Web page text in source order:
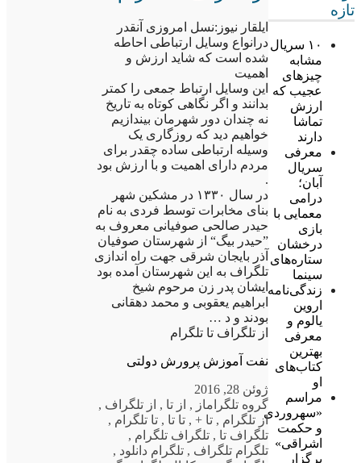
تازه
۱۰ سریال
مشابه
چیزهای
عجیب که
ارزش
تماشا
دارند
معرفی
سریال
آبان؛
درامی
معمایی با
بازی
درخشان
ستاره‌های
سینما
زندگی‌نامه
اروین
یالوم و
معرفی
بهترین
کتاب‌های
او
مراسم
«سهروردی
و حکمت
اشراقی»
برگزار
ایلقار نیوز:نسل امروزی آنقدر
درانواع وسایل ارتباطی احاطه
شده است که شاید ارزش و
اهمیت
این وسایل ارتباط جمعی را کمتر
بدانند و اگر نگاهی کوتاه به تاریخ
نه چندان دور شهرمان بیندازیم
خواهیم دید که روزگاری یک
وسیله ارتباطی ساده چقدر برای
مردم دارای اهمیت و با ارزش بود
.
در سال ۱۳۳۰ در مشکین شهر
بنای مخابرات توسط فردی به نام
حیدر صالحی صوفیانی معروف به
”حیدر بیگ“ از شهرستان صوفیان
آذر بایجان شرقی جهت راه اندازی
تلگراف به این شهرستان آمده بود
ایشان پدر زن مرحوم شیخ
ابراهیم یعقوبی و محمد دهقانی
بودند و د …
از تلگراف تا تلگرام
نفت آموزش پرورش دولتی
ژوئن 28, 2016
گروه تلگراماز , از تا , از تلگراف ,
از تلگرام , تا +, تا تا , تا تلگرام ,
تلگراف تا , تلگراف تلگرام ,
تلگرام تلگراف , تلگرام دانلود ,